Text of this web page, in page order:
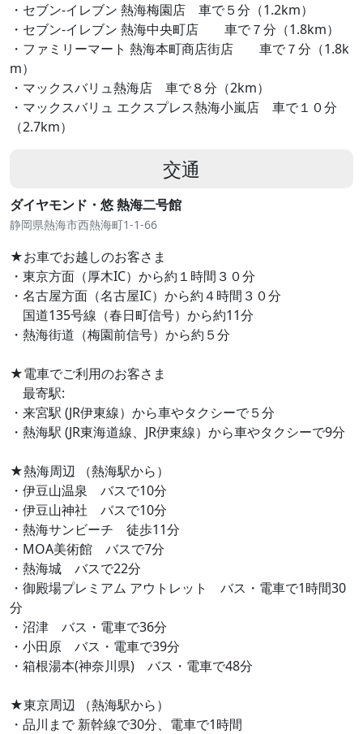
・セブン-イレブン 熱海梅園店 車で５分（1.2km）
・セブン-イレブン 熱海中央町店 車で７分（1.8km）
・ファミリーマート 熱海本町商店街店 車で７分（1.8k
m）
・マックスバリュ熱海店 車で８分（2km）
・マックスバリュ エクスプレス熱海小嵐店 車で１０分
（2.7km）
交通
ダイヤモンド・悠 熱海二号館
静岡県熱海市西熱海町1-1-66
★お車でお越しのお客さま
・東京方面（厚木IC）から約１時間３０分
・名古屋方面（名古屋IC）から約４時間３０分
国道135号線（春日町信号）から約11分
・熱海街道（梅園前信号）から約５分
★電車でご利用のお客さま
最寄駅:
・来宮駅 (JR伊東線）から車やタクシーで５分
・熱海駅 (JR東海道線、JR伊東線）から車やタクシーで9分
★熱海周辺 （熱海駅から）
・伊豆山温泉 バスで10分
・伊豆山神社 バスで10分
・熱海サンビーチ 徒歩11分
・MOA美術館 バスで7分
・熱海城 バスで22分
・御殿場プレミアム アウトレット バス・電車で1時間30
分
・沼津 バス・電車で36分
・小田原 バス・電車で39分
・箱根湯本(神奈川県) バス・電車で48分
★東京周辺 （熱海駅から）
・品川まで 新幹線で30分、電車で1時間